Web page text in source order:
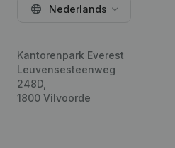
Nederlands
Kantorenpark Everest
Leuvensesteenweg
248D,
1800 Vilvoorde